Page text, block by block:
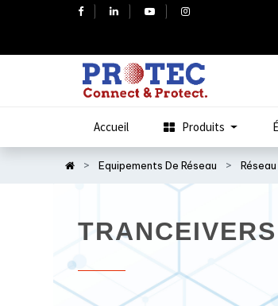
Accueil Produits
Equipements De Réseau